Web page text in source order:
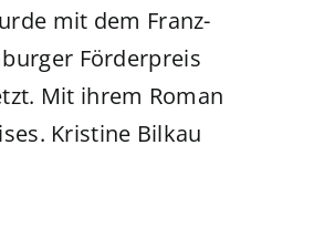
mit dem Franz-
Förderpreis
Mit ihrem Roman
Kristine Bilkau